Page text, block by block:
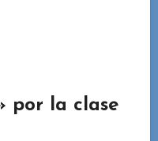
por la clase